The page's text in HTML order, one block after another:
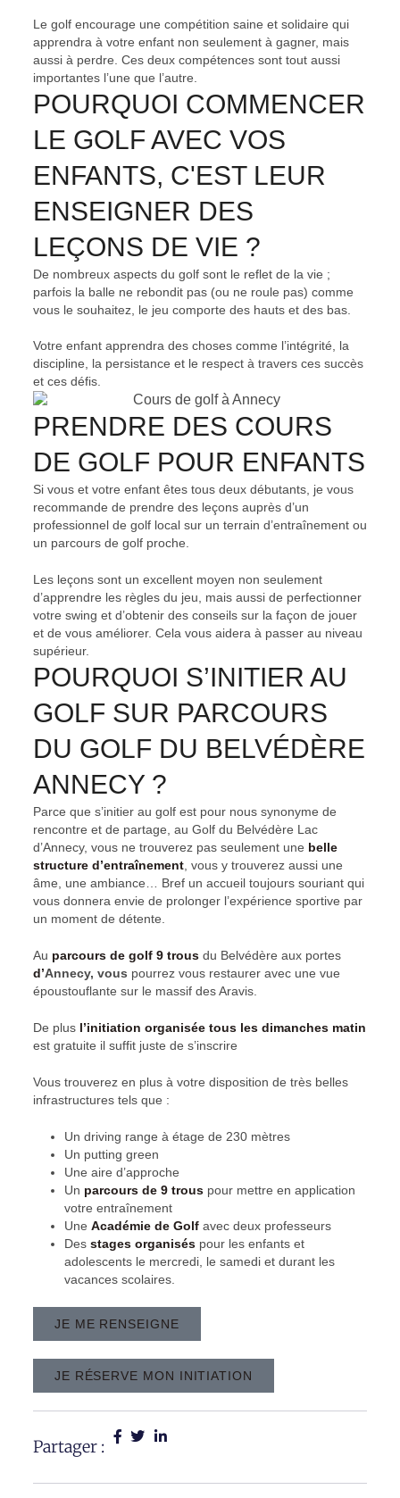
Le golf encourage une compétition saine et solidaire qui
apprendra à votre enfant non seulement à gagner, mais
aussi à perdre. Ces deux compétences sont tout aussi
importantes l’une que l’autre.
POURQUOI COMMENCER
LE GOLF AVEC VOS
ENFANTS, C'EST LEUR
ENSEIGNER DES
LEÇONS DE VIE ?
De nombreux aspects du golf sont le reflet de la vie ;
parfois la balle ne rebondit pas (ou ne roule pas) comme
vous le souhaitez, le jeu comporte des hauts et des bas.
Votre enfant apprendra des choses comme l’intégrité, la
discipline, la persistance et le respect à travers ces succès
et ces défis.
PRENDRE DES COURS
DE GOLF POUR ENFANTS
Si vous et votre enfant êtes tous deux débutants, je vous
recommande de prendre des leçons auprès d’un
professionnel de golf local sur un terrain d’entraînement ou
un parcours de golf proche.
Les leçons sont un excellent moyen non seulement
d’apprendre les règles du jeu, mais aussi de perfectionner
votre swing et d’obtenir des conseils sur la façon de jouer
et de vous améliorer. Cela vous aidera à passer au niveau
supérieur.
POURQUOI S’INITIER AU
GOLF SUR PARCOURS
DU GOLF DU BELVÉDÈRE
ANNECY ?
Parce que s’initier au golf est pour nous synonyme de
rencontre et de partage, au Golf du Belvédère Lac
d’Annecy, vous ne trouverez pas seulement une belle
structure d’entraînement, vous y trouverez aussi une
âme, une ambiance… Bref un accueil toujours souriant qui
vous donnera envie de prolonger l’expérience sportive par
un moment de détente.
Au parcours de golf 9 trousdu Belvédère aux portes
d’Annecy, vous pourrez vous restaurer avec une vue
époustouflante sur le massif des Aravis.
De plus l’initiation organisée tous les dimanches matin
est gratuite il suffit juste de s’inscrire
Vous trouverez en plus à votre disposition de très belles
infrastructures tels que :
Un driving range à étage de 230 mètres
Un putting green
Une aire d’approche
Un parcours de 9 trous pour mettre en application
votre entraînement
Une Académie de Golfavec deux professeurs
Des stages organiséspour les enfants et
adolescents le mercredi, le samedi et durant les
vacances scolaires.
JE ME RENSEIGNE
JE RÉSERVE MON INITIATION
Partager :